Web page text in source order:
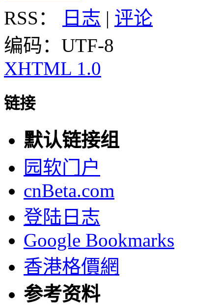
RSS：
日志 | 评论
编码：UTF-8
XHTML 1.0
链接
默认链接组
园软门户
cnBeta.com
登陆日志
Google Bookmarks
香港格價網
参考资料